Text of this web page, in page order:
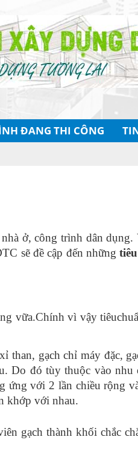
ĐANG THI CÔNG
ở, công trình dân
sẽ đề cập đến những
vữa.Chính vì vậy tiêu
than, gạch chỉ máy đặc,
. Do đó tùy thuộc vào nhu
ứng với 2 lần chiều rộng
khớp với nhau.
gạch thành khối chắc